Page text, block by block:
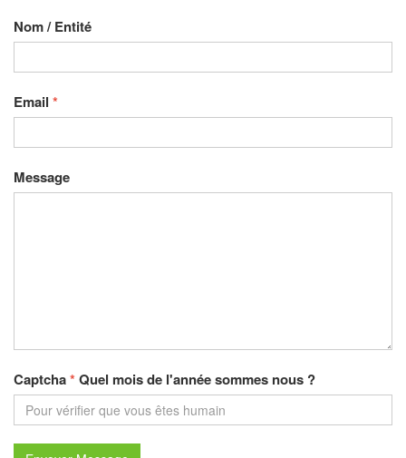
Nom / Entité
Email *
Message
Captcha* Quel mois de l'année sommes nous ?